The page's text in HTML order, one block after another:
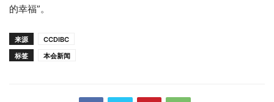
的幸福”。
来源
CCDIBC
标签
本会新闻